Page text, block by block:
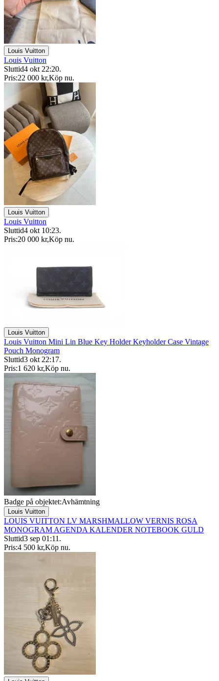
Louis Vuitton
Louis Vuitton
Sluttid4 okt 22:20.
Pris:22 000 kr,Köp nu.
Louis Vuitton
Louis Vuitton
Sluttid4 okt 10:23.
Pris:20 000 kr,Köp nu.
Louis Vuitton
Louis Vuitton Mini Lin Blue Key Holder Keyholder Case Vintage
Pouch Monogram
Sluttid3 okt 22:17.
Pris:1 620 kr,Köp nu.
Badge på objektet:Avhämtning
Louis Vuitton
LOUIS VUITTON LV MARSHMALLOW VERNIS ROSA
MONOGRAM AGENDA KALENDER NOTEBOOK GULD
Sluttid3 sep 01:11 .
Pris:4 500 kr,Köp nu.